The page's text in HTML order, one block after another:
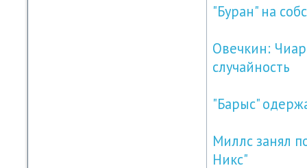
"Буран" на
Овечкин:
случайность
"Барыс"
Миллс занял
Никс"